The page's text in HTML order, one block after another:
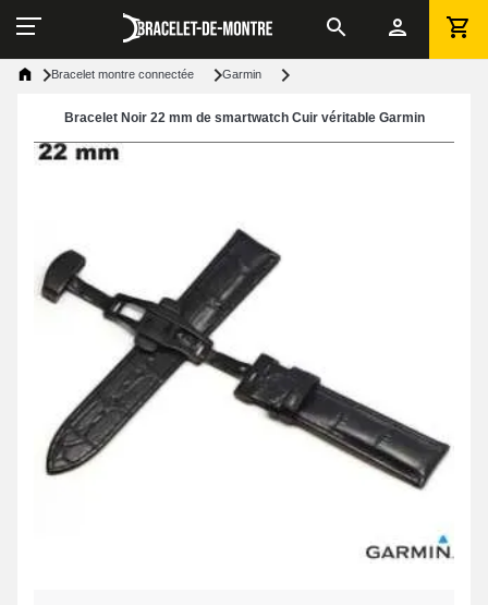
Bracelet montre connectée Garmin
Bracelet Noir 22 mm de smartwatch Cuir véritable Garmin